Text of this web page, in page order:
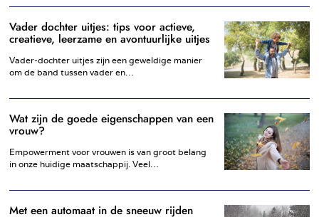
Vader dochter uitjes: tips voor actieve,
creatieve, leerzame en avontuurlijke uitjes
Vader-dochter uitjes zijn een geweldige manier
om de band tussen vader en…
Wat zijn de goede eigenschappen van een
vrouw?
Empowerment voor vrouwen is van groot belang
in onze huidige maatschappij. Veel…
Met een automaat in de sneeuw rijden